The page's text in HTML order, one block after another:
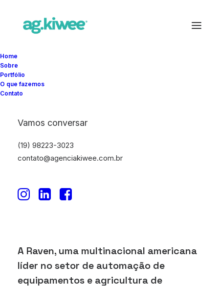
Home
Sobre
Portfólio
O que fazemos
Contato
Vamos conversar
(19) 98223-3023
contato@agenciakiwee.com.br
A Raven, uma multinacional americana
líder no setor de automação de
equipamentos e agricultura de